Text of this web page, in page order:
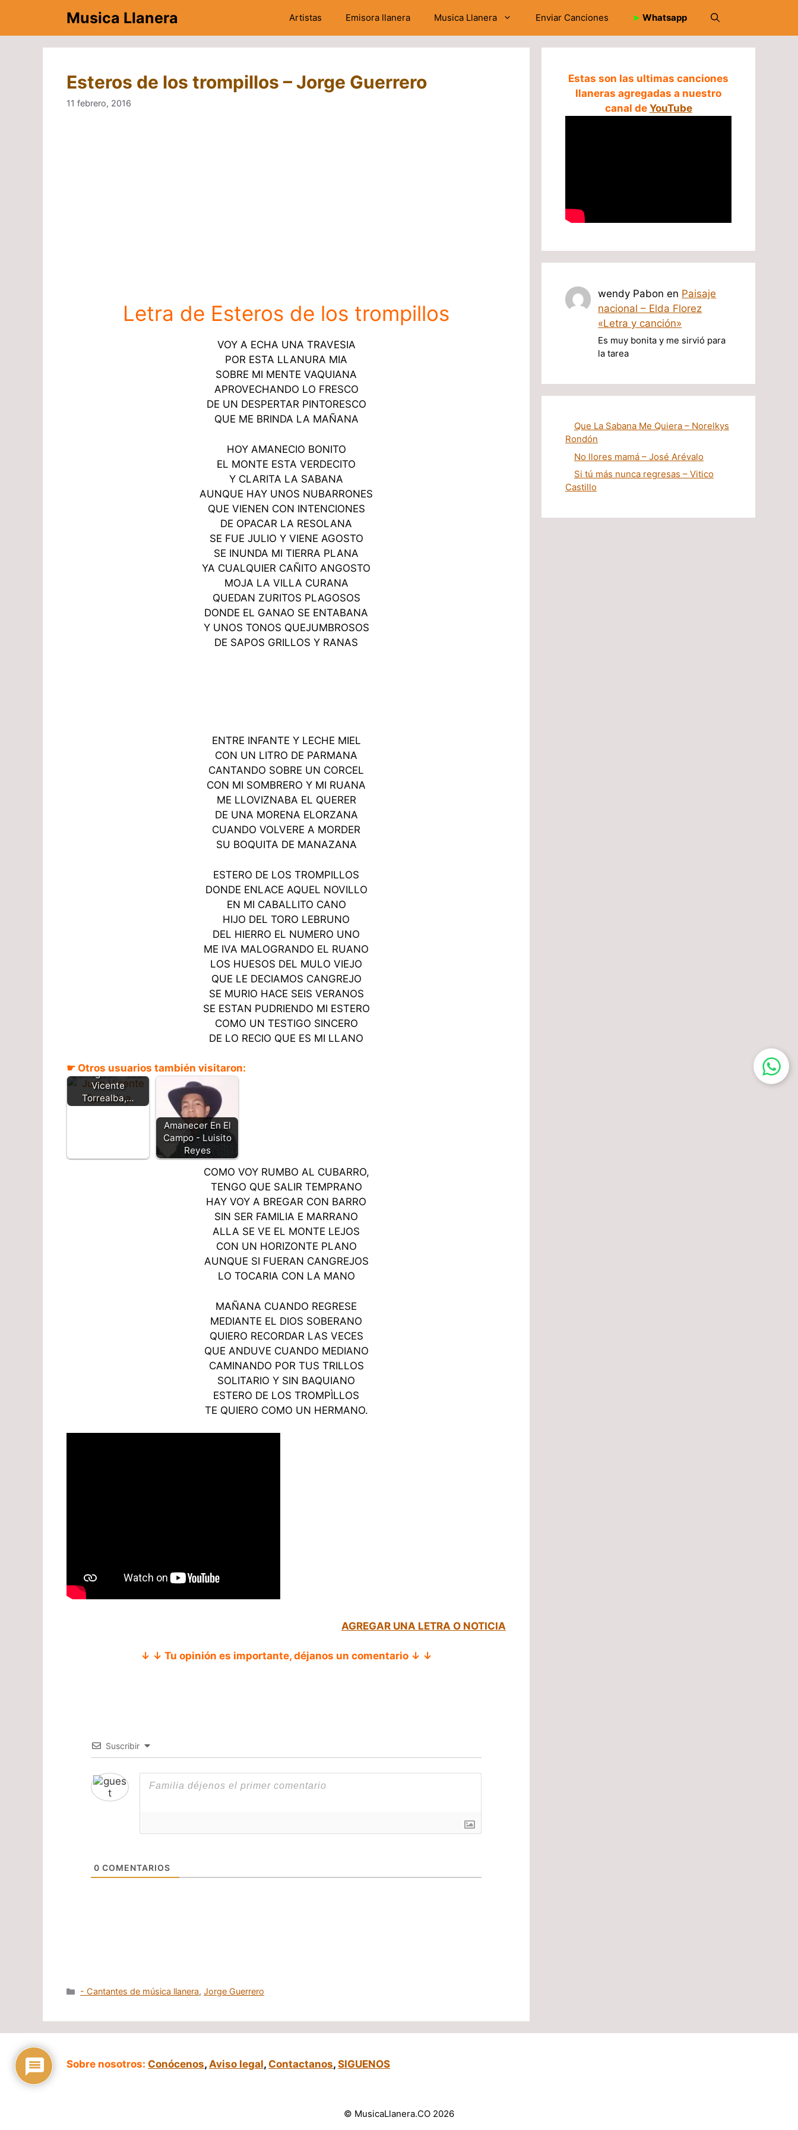
contenido
Musica Llanera Artistas Emisora llanera Musica Llanera Enviar Canciones ➤ Whatsapp
Esteros de los trompillos – Jorge Guerrero
11 febrero, 2016
Letra de Esteros de los trompillos
VOY A ECHA UNA TRAVESIA
POR ESTA LLANURA MIA
SOBRE MI MENTE VAQUIANA
APROVECHANDO LO FRESCO
DE UN DESPERTAR PINTORESCO
QUE ME BRINDA LA MAÑANA
HOY AMANECIO BONITO
EL MONTE ESTA VERDECITO
Y CLARITA LA SABANA
AUNQUE HAY UNOS NUBARRONES
QUE VIENEN CON INTENCIONES
DE OPACAR LA RESOLANA
SE FUE JULIO Y VIENE AGOSTO
SE INUNDA MI TIERRA PLANA
YA CUALQUIER CAÑITO ANGOSTO
MOJA LA VILLA CURANA
QUEDAN ZURITOS PLAGOSOS
DONDE EL GANAO SE ENTABANA
Y UNOS TONOS QUEJUMBROSOS
DE SAPOS GRILLOS Y RANAS
ENTRE INFANTE Y LECHE MIEL
CON UN LITRO DE PARMANA
CANTANDO SOBRE UN CORCEL
CON MI SOMBRERO Y MI RUANA
ME LLOVIZNABA EL QUERER
DE UNA MORENA ELORZANA
CUANDO VOLVERE A MORDER
SU BOQUITA DE MANAZANA
ESTERO DE LOS TROMPILLOS
DONDE ENLACE AQUEL NOVILLO
EN MI CABALLITO CANO
HIJO DEL TORO LEBRUNO
DEL HIERRO EL NUMERO UNO
ME IVA MALOGRANDO EL RUANO
LOS HUESOS DEL MULO VIEJO
QUE LE DECIAMOS CANGREJO
SE MURIO HACE SEIS VERANOS
SE ESTAN PUDRIENDO MI ESTERO
COMO UN TESTIGO SINCERO
DE LO RECIO QUE ES MI LLANO
☛ Otros usuarios también visitaron:
Camaguán - Juan
Vicente
Torrealba,…
Amanecer En El
Campo - Luisito
Reyes
COMO VOY RUMBO AL CUBARRO,
TENGO QUE SALIR TEMPRANO
HAY VOY A BREGAR CON BARRO
SIN SER FAMILIA E MARRANO
ALLA SE VE EL MONTE LEJOS
CON UN HORIZONTE PLANO
AUNQUE SI FUERAN CANGREJOS
LO TOCARIA CON LA MANO
MAÑANA CUANDO REGRESE
MEDIANTE EL DIOS SOBERANO
QUIERO RECORDAR LAS VECES
QUE ANDUVE CUANDO MEDIANO
CAMINANDO POR TUS TRILLOS
SOLITARIO Y SIN BAQUIANO
ESTERO DE LOS TROMPÌLLOS
TE QUIERO COMO UN HERMANO.
AGREGAR UNA LETRA O NOTICIA
↓ ↓ Tu opinión es importante, déjanos un comentario ↓ ↓
Suscribir
0 COMENTARIOS
Categorías
- Cantantes de música llanera,Jorge Guerrero
Estas son las ultimas canciones
llaneras agregadas a nuestro
canal de YouTube
wendy Pabon en Paisaje
nacional – Elda Florez
«Letra y canción»
Es muy bonita y me sirvió para
la tarea
Que La Sabana Me Quiera – Norelkys
Rondón
No llores mamá – José Arévalo
Si tú más nunca regresas – Vitico
Castillo
Sobre nosotros: Conócenos, Aviso legal, Contactanos, SIGUENOS
© MusicaLlanera.CO 2026